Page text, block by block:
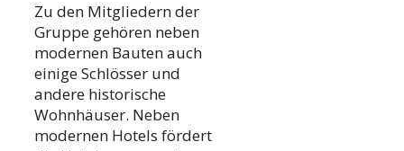
Zu den Mitgliedern der
Gruppe gehören neben
modernen Bauten auch
einige Schlösser und
andere historische
Wohnhäuser. Neben
modernen Hotels fördert